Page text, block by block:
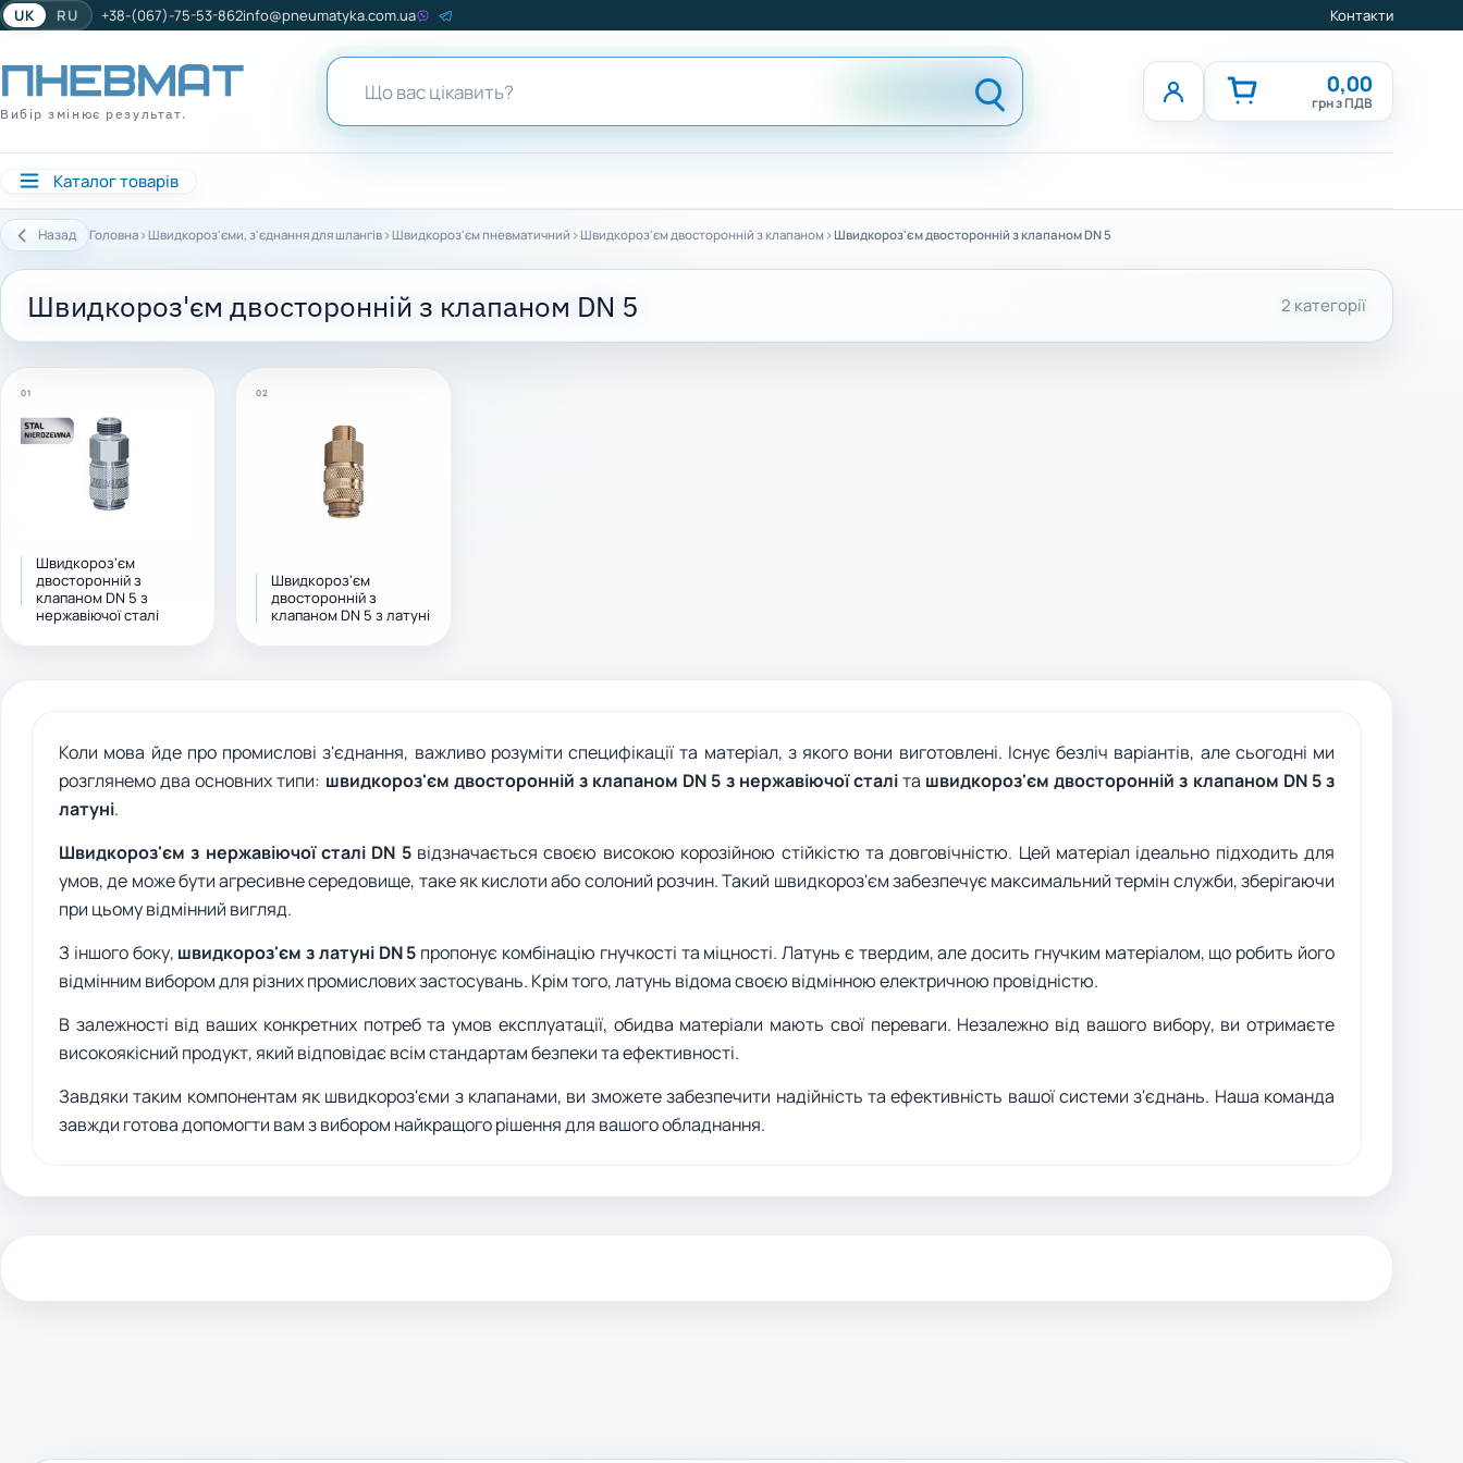
UK RU +38-(067)-75-53-862info@pneumatyka.com.ua Контакти
Вибір змінює результат.
0,00
грн з ПДВ
Каталог товарів
Назад Головна › Швидкороз'єми, з'єднання для шлангів › Швидкороз'єм пневматичний ›Швидкороз'єм двосторонній з клапаном ›Швидкороз'єм двосторонній з клапаном DN 5
Швидкороз'єм двосторонній з клапаном DN 5 2 категорії
01
Швидкороз'єм
двосторонній з
клапаном DN 5 з
нержавіючої сталі
02
Швидкороз'єм
двосторонній з
клапаном DN 5 з латуні
Коли мова йде про промислові з'єднання, важливо розуміти специфікації та матеріал, з якого вони виготовлені. Існує безліч варіантів, але сьогодні ми
розглянемо два основних типи: швидкороз'єм двосторонній з клапаном DN 5 з нержавіючої сталіта швидкороз'єм двосторонній з клапаном DN 5 з
латуні.
Швидкороз'єм з нержавіючої сталі DN 5відзначається своєю високою корозійною стійкістю та довговічністю. Цей матеріал ідеально підходить для
умов, де може бути агресивне середовище, таке як кислоти або солоний розчин. Такий швидкороз'єм забезпечує максимальний термін служби, зберігаючи
при цьому відмінний вигляд.
З іншого боку, швидкороз'єм з латуні DN 5 пропонує комбінацію гнучкості та міцності. Латунь є твердим, але досить гнучким матеріалом, що робить його
відмінним вибором для різних промислових застосувань. Крім того, латунь відома своєю відмінною електричною провідністю.
В залежності від ваших конкретних потреб та умов експлуатації, обидва матеріали мають свої переваги. Незалежно від вашого вибору, ви отримаєте
високоякісний продукт, який відповідає всім стандартам безпеки та ефективності.
Завдяки таким компонентам як швидкороз'єми з клапанами, ви зможете забезпечити надійність та ефективність вашої системи з'єднань. Наша команда
завжди готова допомогти вам з вибором найкращого рішення для вашого обладнання.